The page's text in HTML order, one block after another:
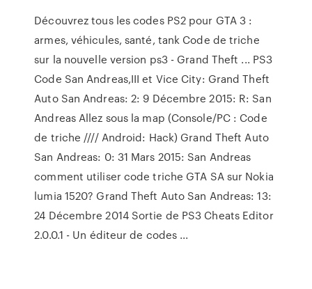
Découvrez tous les codes PS2 pour GTA 3 :
armes, véhicules, santé, tank Code de triche
sur la nouvelle version ps3 - Grand Theft ... PS3
Code San Andreas,III et Vice City: Grand Theft
Auto San Andreas: 2: 9 Décembre 2015: R: San
Andreas Allez sous la map (Console/PC : Code
de triche //// Android: Hack) Grand Theft Auto
San Andreas: 0: 31 Mars 2015: San Andreas
comment utiliser code triche GTA SA sur Nokia
lumia 1520? Grand Theft Auto San Andreas: 13:
24 Décembre 2014 Sortie de PS3 Cheats Editor
2.0.0.1 - Un éditeur de codes ...